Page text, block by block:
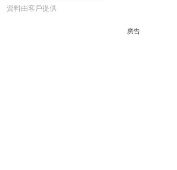
資料由客戶提供
廣告